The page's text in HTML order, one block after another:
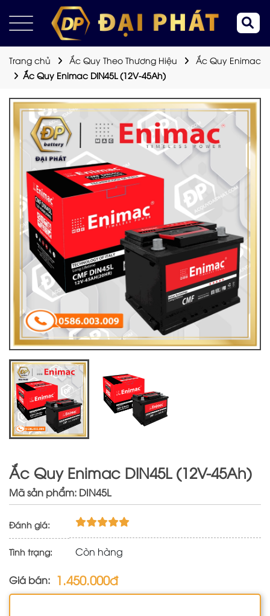
Trang chủ Ắc Quy Theo Thương Hiệu
Ắc Quy Enimac
Ắc Quy Enimac DIN45L (12V-45Ah)
Ắc Quy Enimac DIN45L (12V-45Ah)
Mã sản phẩm: DIN45L
Đánh giá:
Tình trạng: Còn hàng
Giá bán: 1.450.000đ